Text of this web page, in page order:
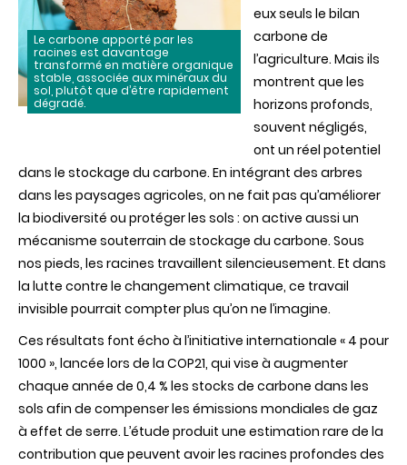
Le carbone apporté par les
racines est davantage
transformé en matière organique
stable, associée aux minéraux du
sol, plutôt que d’être rapidement
dégradé.
eux seuls le bilan
carbone de
l’agriculture. Mais ils
montrent que les
horizons profonds,
souvent négligés,
ont un réel potentiel
dans le stockage du carbone. En intégrant des arbres
dans les paysages agricoles, on ne fait pas qu’améliorer
la biodiversité ou protéger les sols : on active aussi un
mécanisme souterrain de stockage du carbone. Sous
nos pieds, les racines travaillent silencieusement. Et dans
la lutte contre le changement climatique, ce travail
invisible pourrait compter plus qu’on ne l’imagine.
Ces résultats font écho à l’initiative internationale « 4 pour
1000 », lancée lors de la COP21, qui vise à augmenter
chaque année de 0,4 % les stocks de carbone dans les
sols afin de compenser les émissions mondiales de gaz
à effet de serre. L’étude produit une estimation rare de la
contribution que peuvent avoir les racines profondes des